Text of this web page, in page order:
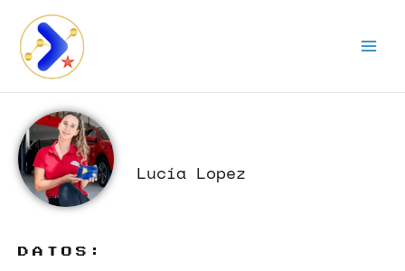
contenido
Lucía Lopez
DATOS: